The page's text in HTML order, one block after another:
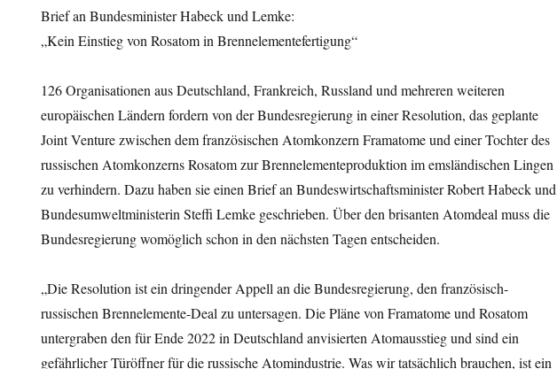
Brief an Bundesminister Habeck und Lemke:
„Kein Einstieg von Rosatom in Brennelementefertigung“
126 Organisationen aus Deutschland, Frankreich, Russland und mehreren weiteren
europäischen Ländern fordern von der Bundesregierung in einer Resolution, das geplante
Joint Venture zwischen dem französischen Atomkonzern Framatome und einer Tochter des
russischen Atomkonzerns Rosatom zur Brennelementeproduktion im emsländischen Lingen
zu verhindern. Dazu haben sie einen Brief an Bundeswirtschaftsminister Robert Habeck und
Bundesumweltministerin Steffi Lemke geschrieben. Über den brisanten Atomdeal muss die
Bundesregierung womöglich schon in den nächsten Tagen entscheiden.
„Die Resolution ist ein dringender Appell an die Bundesregierung, den französisch-
russischen Brennelemente-Deal zu untersagen. Die Pläne von Framatome und Rosatom
untergraben den für Ende 2022 in Deutschland anvisierten Atomausstieg und sind ein
gefährlicher Türöffner für die russische Atomindustrie. Was wir tatsächlich brauchen, ist ein